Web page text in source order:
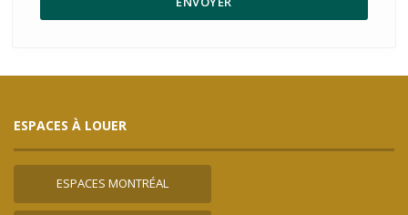
ESPACES À LOUER
ESPACES MONTRÉAL